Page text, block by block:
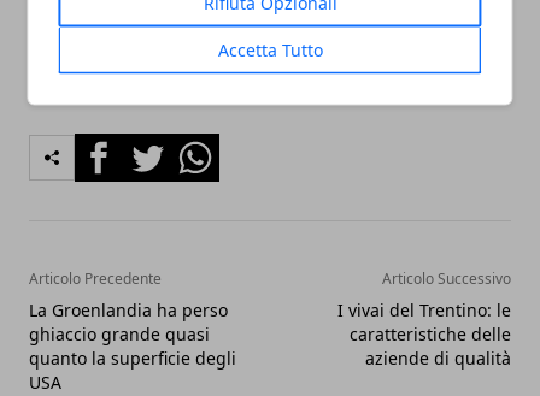
Accetta Tutto
FacebookTwitterWhatsapp
Articolo Precedente
La Groenlandia ha perso
ghiaccio grande quasi
quanto la superficie degli
USA
Articolo Successivo
I vivai del Trentino: le
caratteristiche delle
aziende di qualità